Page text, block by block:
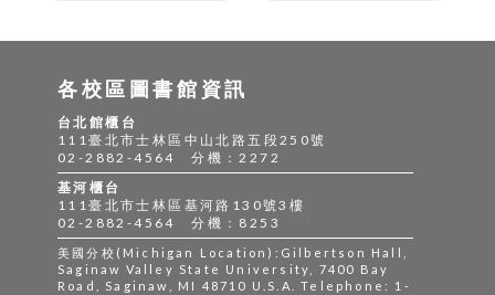
各校區圖書館資訊
台北館櫃台
111臺北市士林區中山北路五段250號
02-2882-4564 分機：2272
基河櫃台
111臺北市士林區基河路130號3樓
02-2882-4564 分機：8253
美國分校(Michigan Location):Gilbertson Hall,
Saginaw Valley State University, 7400 Bay
Road, Saginaw, MI 48710 U.S.A. Telephone: 1-